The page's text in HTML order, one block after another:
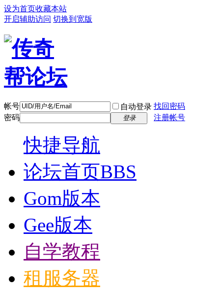
设为首页收藏本站
开启辅助访问 切换到宽版
帐号 自动登录 找回密码
密码
登录 注册帐号
快捷导航
论坛首页BBS
Gom版本
Gee版本
自学教程
租服务器